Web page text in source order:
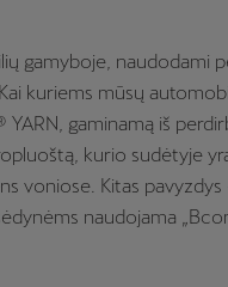
gamyboje, naudodami
kuriems mūsų
gaminamą iš
kurio sudėtyje
voniose. Kitas
naudojama